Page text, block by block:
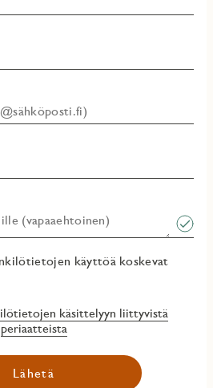
(vapaaehtoinen)​
käyttöä koskevat
käsittelyyn liittyvistä
periaatteista
Lähetä